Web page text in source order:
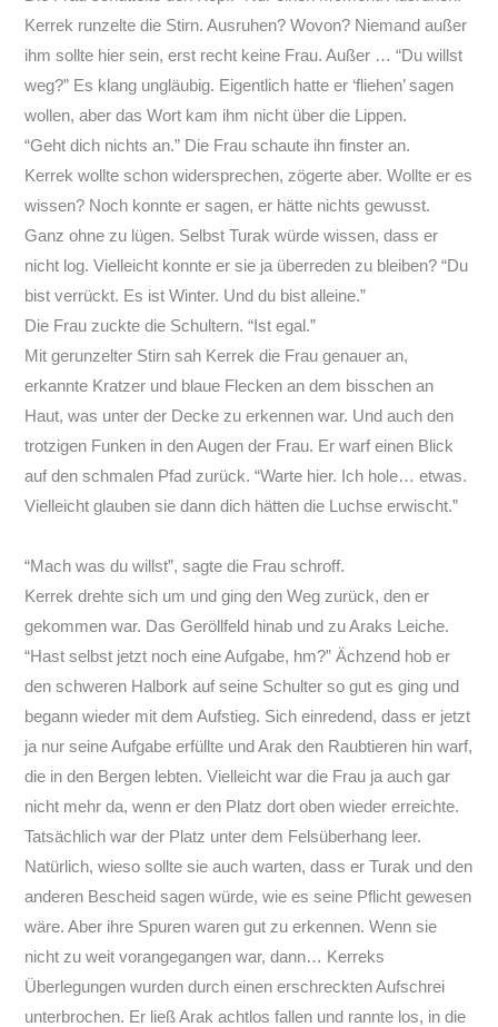
Kerrek runzelte die Stirn. Ausruhen? Wovon? Niemand außer
ihm sollte hier sein, erst recht keine Frau. Außer … “Du willst
weg?” Es klang ungläubig. Eigentlich hatte er ‘fliehen’ sagen
wollen, aber das Wort kam ihm nicht über die Lippen.
“Geht dich nichts an.” Die Frau schaute ihn finster an.
Kerrek wollte schon widersprechen, zögerte aber. Wollte er es
wissen? Noch konnte er sagen, er hätte nichts gewusst.
Ganz ohne zu lügen. Selbst Turak würde wissen, dass er
nicht log. Vielleicht konnte er sie ja überreden zu bleiben? “Du
bist verrückt. Es ist Winter. Und du bist alleine.”
Die Frau zuckte die Schultern. “Ist egal.”
Mit gerunzelter Stirn sah Kerrek die Frau genauer an,
erkannte Kratzer und blaue Flecken an dem bisschen an
Haut, was unter der Decke zu erkennen war. Und auch den
trotzigen Funken in den Augen der Frau. Er warf einen Blick
auf den schmalen Pfad zurück. “Warte hier. Ich hole… etwas.
Vielleicht glauben sie dann dich hätten die Luchse erwischt.”
“Mach was du willst”, sagte die Frau schroff.
Kerrek drehte sich um und ging den Weg zurück, den er
gekommen war. Das Geröllfeld hinab und zu Araks Leiche.
“Hast selbst jetzt noch eine Aufgabe, hm?” Ächzend hob er
den schweren Halbork auf seine Schulter so gut es ging und
begann wieder mit dem Aufstieg. Sich einredend, dass er jetzt
ja nur seine Aufgabe erfüllte und Arak den Raubtieren hin warf,
die in den Bergen lebten. Vielleicht war die Frau ja auch gar
nicht mehr da, wenn er den Platz dort oben wieder erreichte.
Tatsächlich war der Platz unter dem Felsüberhang leer.
Natürlich, wieso sollte sie auch warten, dass er Turak und den
anderen Bescheid sagen würde, wie es seine Pflicht gewesen
wäre. Aber ihre Spuren waren gut zu erkennen. Wenn sie
nicht zu weit vorangegangen war, dann… Kerreks
Überlegungen wurden durch einen erschreckten Aufschrei
unterbrochen. Er ließ Arak achtlos fallen und rannte los, in die